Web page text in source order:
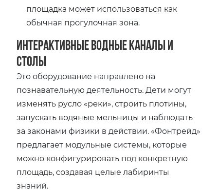
площадка может использоваться как
обычная прогулочная зона.
Интерактивные водные каналы и
столы
Это оборудование направлено на
познавательную деятельность. Дети могут
изменять русло «реки», строить плотины,
запускать водяные мельницы и наблюдать
за законами физики в действии. «Фонтрейд»
предлагает модульные системы, которые
можно конфигурировать под конкретную
площадь, создавая целые лабиринты
знаний.